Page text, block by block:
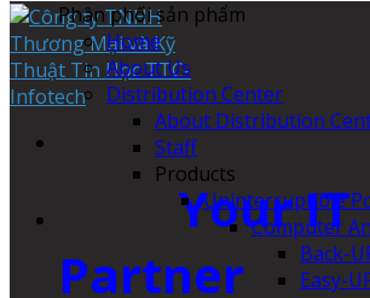
Your IT
Partner
Phân phối sản phẩm
Home
About Us
Distribution Center
About Distribution
Staff
Products
Uninterruptible
Computer
Back-
Easy-